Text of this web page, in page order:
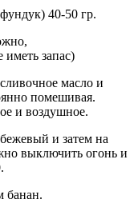
40-50 гр.
запас)
масло и
помешивая.
и воздушное.
и затем на
выключить огонь и
банан.